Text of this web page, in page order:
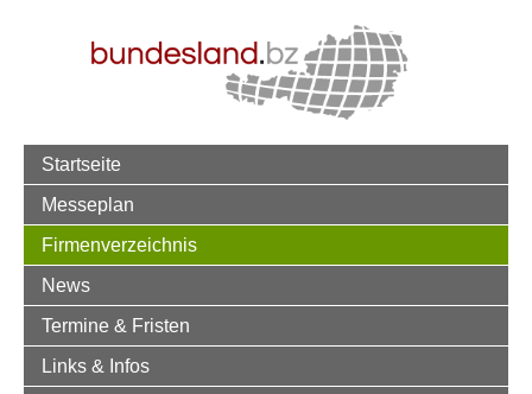
Startseite
Messeplan
Firmenverzeichnis
News
Termine & Fristen
Links & Infos